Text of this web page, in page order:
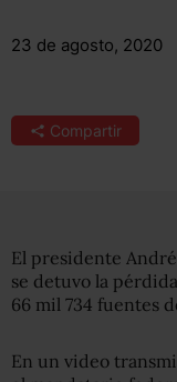
23 de agosto, 2020
Compartir
El presidente
se detuvo la
66 mil 734 fuentes
En un video